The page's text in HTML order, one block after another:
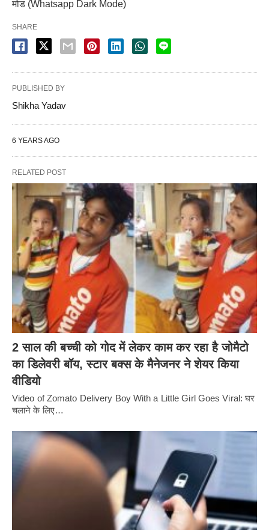
मोड (Whatsapp Dark Mode)
SHARE
PUBLISHED BY
Shikha Yadav
6 YEARS AGO
RELATED POST
2 साल की बच्ची को गोद में लेकर काम कर रहा है जोमैटो
का डिलेवरी बॉय, स्टार बक्स के मैनेजनर ने शेयर किया
वीडियो
Video of Zomato Delivery Boy With a Little Girl Goes Viral: घर
चलाने के लिए…